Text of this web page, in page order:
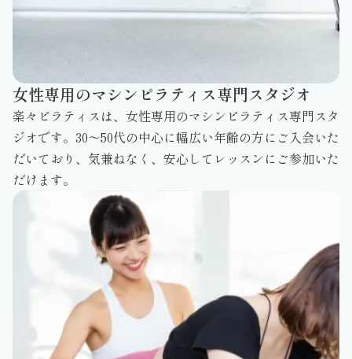
女性専用のマシンピラティス専門スタジオ
楽々ピラティスは、女性専用のマシンピラティス専門スタ
ジオです。30～50代の中心に幅広い年齢の方にご入会いた
だいており、気兼ねなく、安心してレッスンにご参加いた
だけます。​